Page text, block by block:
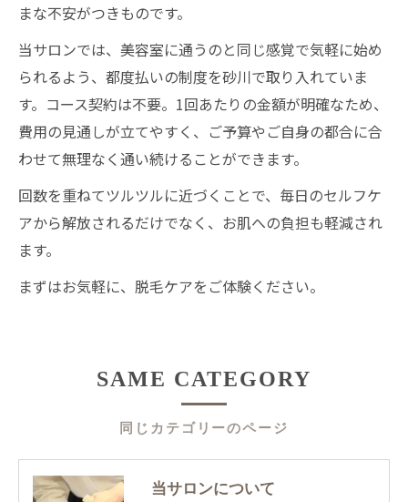
まな不安がつきものです。
当サロンでは、美容室に通うのと同じ感覚で気軽に始め
られるよう、都度払いの制度を砂川で取り入れていま
す。コース契約は不要。1回あたりの金額が明確なため、
費用の見通しが立てやすく、ご予算やご自身の都合に合
わせて無理なく通い続けることができます。
回数を重ねてツルツルに近づくことで、毎日のセルフケ
アから解放されるだけでなく、お肌への負担も軽減され
ます。
まずはお気軽に、脱毛ケアをご体験ください。
同じカテゴリーのページ
SAME CATEGORY
当サロンについて